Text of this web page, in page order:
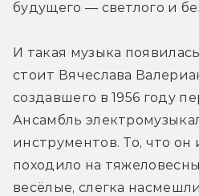
будущего — светлого и
И такая музыка
стоит Вячеслава
создавшего в 1956 году
Ансамбль
инструментов. То, что он
походило на
весёлые, слегка